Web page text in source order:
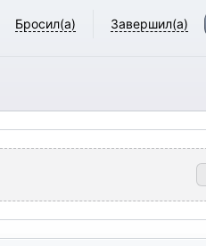
Бросил(а) Завершил(а)